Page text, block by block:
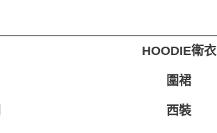
HOODIE衛衣
圍裙
西裝